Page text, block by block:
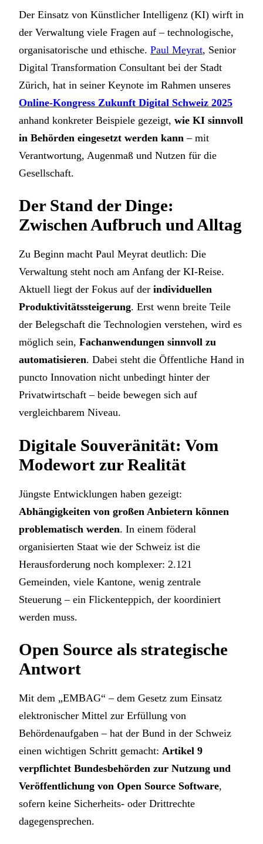
Der Einsatz von Künstlicher Intelligenz (KI) wirft in
der Verwaltung viele Fragen auf – technologische,
organisatorische und ethische. Paul Meyrat, Senior
Digital Transformation Consultant bei der Stadt
Zürich, hat in seiner Keynote im Rahmen unseres
Online-Kongress Zukunft Digital Schweiz 2025
anhand konkreter Beispiele gezeigt, wie KI sinnvoll
in Behörden eingesetzt werden kann – mit
Verantwortung, Augenmaß und Nutzen für die
Gesellschaft.
Der Stand der Dinge:
Zwischen Aufbruch und Alltag
Zu Beginn macht Paul Meyrat deutlich: Die
Verwaltung steht noch am Anfang der KI-Reise.
Aktuell liegt der Fokus auf der individuellen
Produktivitätssteigerung. Erst wenn breite Teile
der Belegschaft die Technologien verstehen, wird es
möglich sein, Fachanwendungen sinnvoll zu
automatisieren. Dabei steht die Öffentliche Hand in
puncto Innovation nicht unbedingt hinter der
Privatwirtschaft – beide bewegen sich auf
vergleichbarem Niveau.
Digitale Souveränität: Vom
Modewort zur Realität
Jüngste Entwicklungen haben gezeigt:
Abhängigkeiten von großen Anbietern können
problematisch werden. In einem föderal
organisierten Staat wie der Schweiz ist die
Herausforderung noch komplexer: 2.121
Gemeinden, viele Kantone, wenig zentrale
Steuerung – ein Flickenteppich, der koordiniert
werden muss.
Open Source als strategische
Antwort
Mit dem „EMBAG“ – dem Gesetz zum Einsatz
elektronischer Mittel zur Erfüllung von
Behördenaufgaben – hat der Bund in der Schweiz
einen wichtigen Schritt gemacht: Artikel 9
verpflichtet Bundesbehörden zur Nutzung und
Veröffentlichung von Open Source Software,
sofern keine Sicherheits- oder Drittrechte
dagegensprechen.